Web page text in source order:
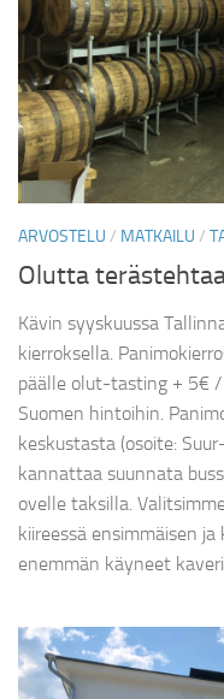
ARVOSTELU / MATKAILU /
Olutta
Kävin syyskuussa
kierroksella.
päälle olut-tasting + 5€
Suomen hintoihin.
keskustasta (osoite:
kannattaa suunnata
ovelle taksilla.
kiireessä ensimmäisen
enemmän käyneet